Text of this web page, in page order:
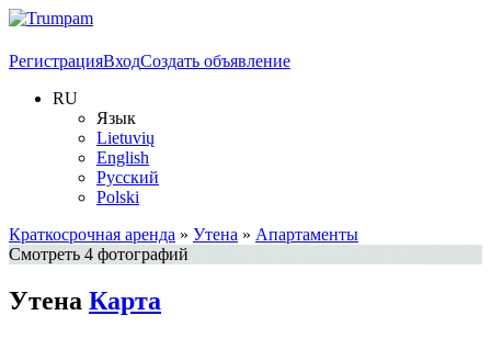
РегистрацияВходСоздать объявление
RU
Язык
Lietuvių
English
Русский
Polski
Краткосрочная аренда » Утена » Апартаменты
Смотреть 4 фотографий
Утена Карта